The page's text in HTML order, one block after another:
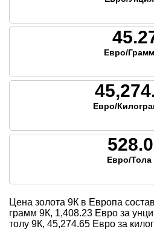
Евро/
Евро/
Евро/Тола
Цена золота 9К в Европа
грамм 9К, 1,408.23 Евро за
толу 9К, 45,274.65 Евро за